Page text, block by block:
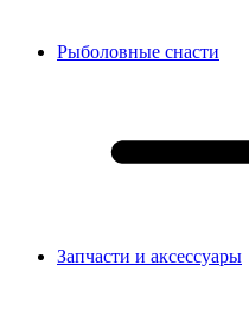
Рыболовные снасти
Запчасти и аксессуары